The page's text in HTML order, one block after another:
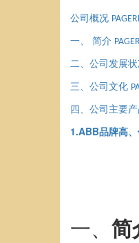
公司概况
一、 简介
二、公司发展
三、公司文化
四、公司主要
1.ABB品牌高
一、 简